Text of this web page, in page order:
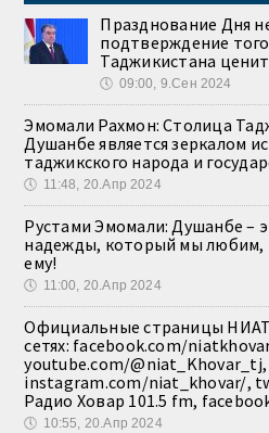
Празднование Дня
подтверждение
Таджикистана
🕔 09:00, 9.Сен 2024
Эмомали Рахмон: Столица
Душанбе является зеркалом
таджикского народа и
🕔 11:48, 20.Апр 2024
Рустами Эмомали: Душанбе –
надежды, который мы любим,
ему!
🕔 11:00, 20.Апр 2024
Официальные страницы НИАТ
сетях: facebook.com/
youtube.com/@niat_Khovar_tj,
instagram.com/niat_khovar/,
Радио Ховар 101.5 fm,
🕔 10:55, 20.Апр 2024